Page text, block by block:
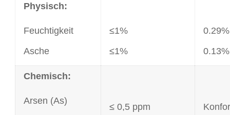
Physisch:
Feuchtigkeit
Asche
≤1%
≤1%
0.29%
0.13%
Chemisch:
Arsen (As)
≤ 0,5 ppm